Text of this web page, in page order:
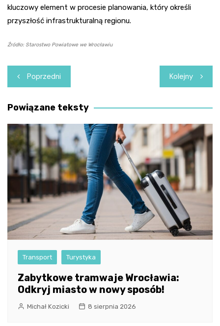
kluczowy element w procesie planowania, który określi
przyszłość infrastrukturalną regionu.
Źródło: Starostwo Powiatowe we Wrocławiu
Nawigacja
wpisu
Poprzedni Kolejny
Powiązane teksty
Transport Turystyka
Zabytkowe tramwaje Wrocławia:
Odkryj miasto w nowy sposób!
Michał Kozicki 8 sierpnia 2026